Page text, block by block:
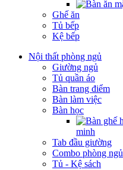
Ghế ăn
Tủ bếp
Kệ bếp
Nội thất phòng ngủ
Giường ngủ
Tủ quần áo
Bàn trang điểm
Bàn làm việc
Bàn học
minh
Tab đầu giường
Combo phòng ngủ
Tủ - Kệ sách